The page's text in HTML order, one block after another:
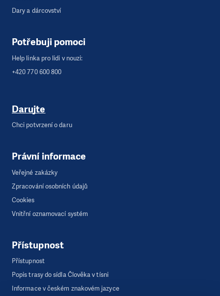
Dary a dárcovství
Potřebuji pomoci
Help linka pro lidi v nouzi:
+420 770 600 800
Darujte
Chci potvrzení o daru
Právní informace
Veřejné zakázky
Zpracování osobních údajů
Cookies
Vnitřní oznamovací systém
Přístupnost
Přístupnost
Popis trasy do sídla Člověka v tísni
Informace v českém znakovém jazyce